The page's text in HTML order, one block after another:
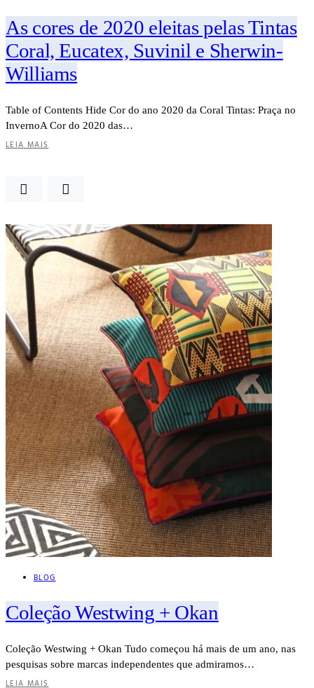
As cores de 2020 eleitas pelas Tintas
Coral, Eucatex, Suvinil e Sherwin-
Williams
Table of Contents Hide Cor do ano 2020 da Coral Tintas: Praça no
InvernoA Cor do 2020 das…
LEIA MAIS
BLOG
Coleção Westwing + Okan
Coleção Westwing + Okan Tudo começou há mais de um ano, nas
pesquisas sobre marcas independentes que admiramos…
LEIA MAIS